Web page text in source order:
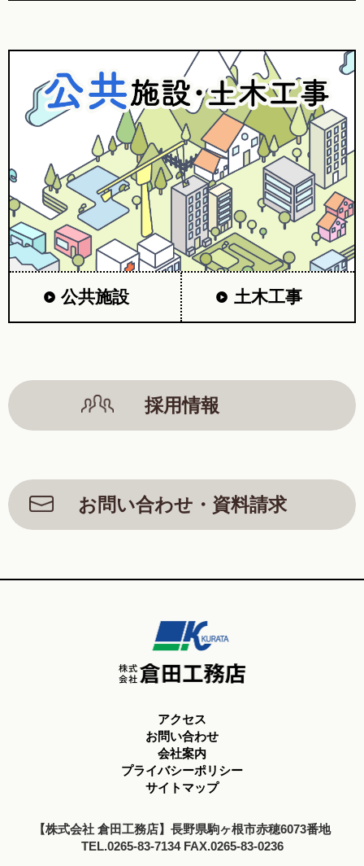
公共施設 土木工事
採用情報
お問い合わせ・資料請求
アクセス
お問い合わせ
会社案内
プライバシーポリシー
サイトマップ
【株式会社 倉田工務店】長野県駒ヶ根市赤穂6073番地
TEL.0265-83-7134 FAX.0265-83-0236